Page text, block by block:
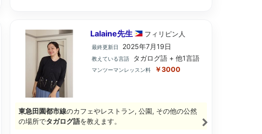
Lalaine先生 フィリピン 人
最終更新日 2025年7月19日
教えている言語 タガログ語 + 他1言語
マンツーマンレッスン料 ￥3000
東急田園都市線のカフェやレストラン, 公園, その他の公然
の場所でタガログ語を教えます。